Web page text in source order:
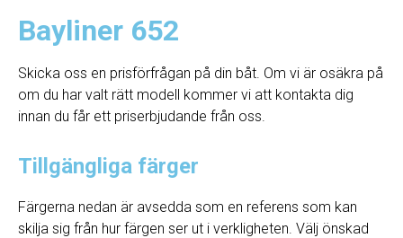
Bayliner 652
Skicka oss en prisförfrågan på din båt. Om vi ​​är osäkra på
om du har valt rätt modell kommer vi att kontakta dig
innan du får ett priserbjudande från oss.
Tillgängliga färger
Färgerna nedan är avsedda som en referens som kan
skilja sig från hur färgen ser ut i verkligheten. Välj önskad